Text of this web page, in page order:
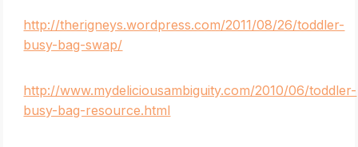
http://therigneys.wordpress.com/2011/08/26/toddler-
busy-bag-swap/
http://www.mydeliciousambiguity.com/2010/06/toddler-
busy-bag-resource.html